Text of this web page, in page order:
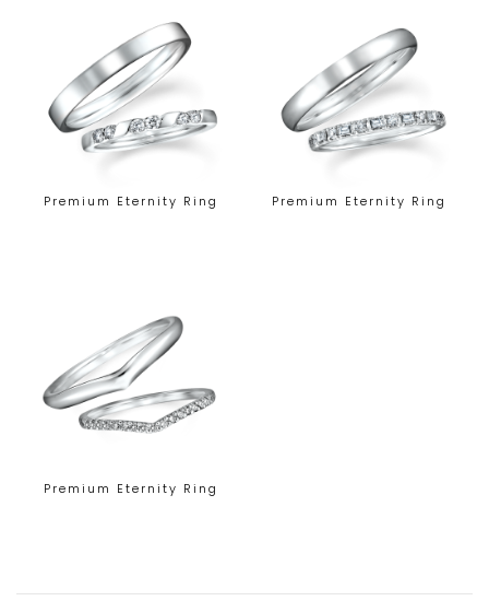
Premium Eternity Ring Premium Eternity Ring
Premium Eternity Ring